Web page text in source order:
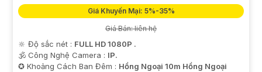
Giá Khuyến Mại: 5%-35%
Giá Bán: liên hệ
🔆 Độ sắc nét : FULL HD 1080P .
🕉️ Công Nghệ Camera : IP.
✪ Khoảng Cách Ban Đêm : Hồng Ngoại 10m Hồng Ngoại